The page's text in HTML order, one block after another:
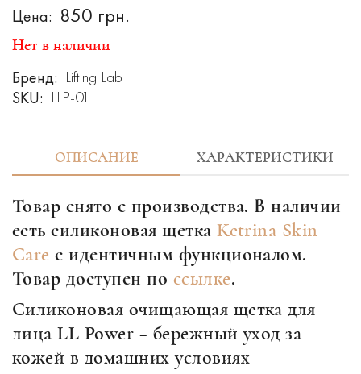
Цена: 850 грн.
Нет в наличии
Бренд: Lifting Lab
SKU: LLP-01
ОПИСАНИЕ ХАРАКТЕРИСТИКИ
Товар снято с производства. В наличии
есть силиконовая щеткаKetrina Skin
Care с идентичным функционалом.
Товар доступен по ссылке.
Силиконовая очищающая щетка для
лица LL Power – бережный уход за
кожей в домашних условиях